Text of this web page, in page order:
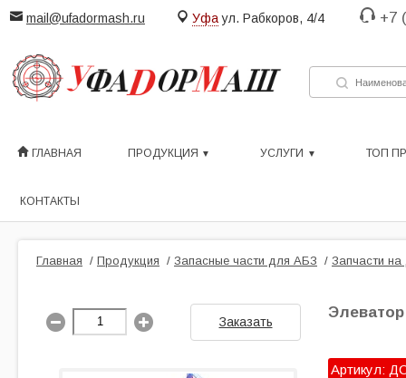
mail@ufadormash.ru Уфа ул. Рабкоров, 4/4 +7
ГЛАВНАЯ ПРОДУКЦИЯ УСЛУГИ ТОП
КОНТАКТЫ
Главная / Продукция / Запасные части для АБЗ / Запчасти
Заказать
Артикул: